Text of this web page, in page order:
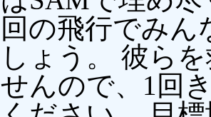
回の飛行でみ
しょう。 彼ら
せんので、1回